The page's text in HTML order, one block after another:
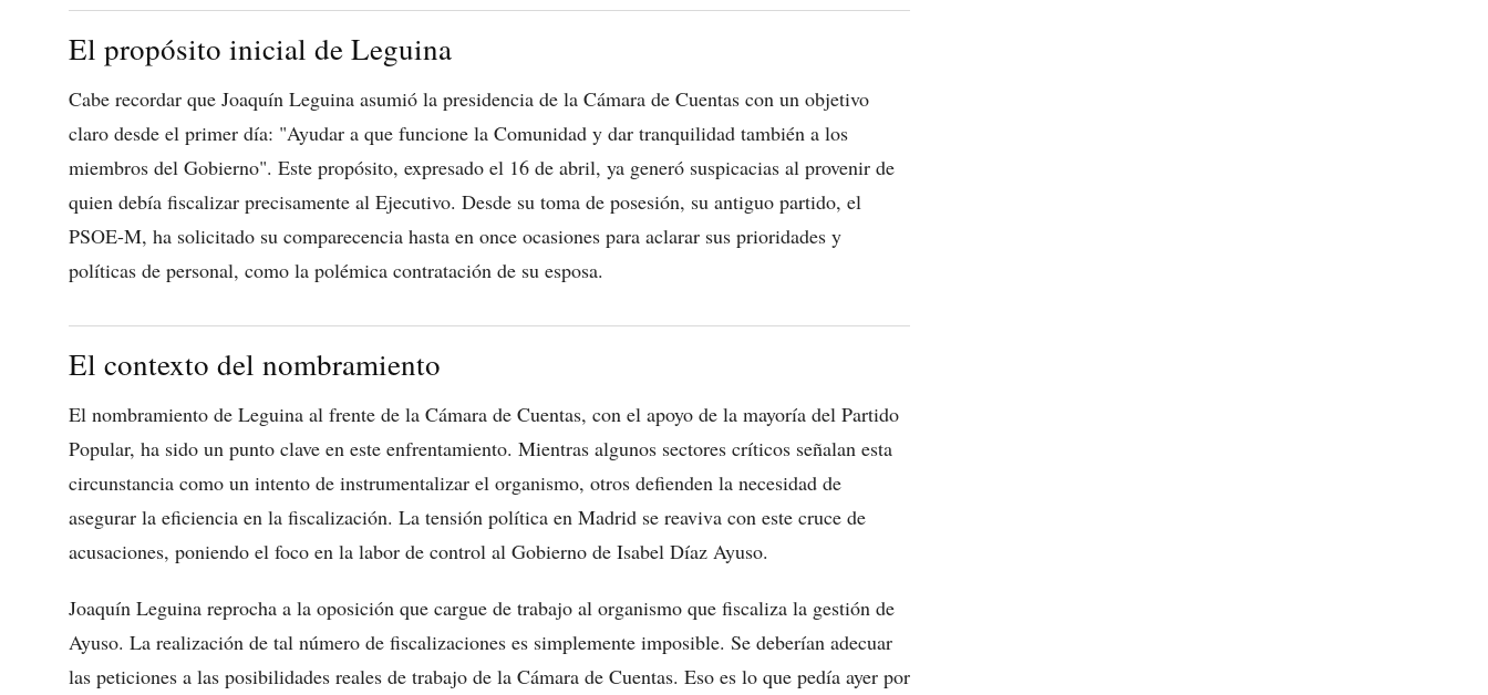
El propósito inicial de Leguina
Cabe recordar que Joaquín Leguina asumió la presidencia de la Cámara de Cuentas con un objetivo
claro desde el primer día: "Ayudar a que funcione la Comunidad y dar tranquilidad también a los
miembros del Gobierno". Este propósito, expresado el 16 de abril, ya generó suspicacias al provenir de
quien debía fiscalizar precisamente al Ejecutivo. Desde su toma de posesión, su antiguo partido, el
PSOE-M, ha solicitado su comparecencia hasta en once ocasiones para aclarar sus prioridades y
políticas de personal, como la polémica contratación de su esposa.
El contexto del nombramiento
El nombramiento de Leguina al frente de la Cámara de Cuentas, con el apoyo de la mayoría del Partido
Popular, ha sido un punto clave en este enfrentamiento. Mientras algunos sectores críticos señalan esta
circunstancia como un intento de instrumentalizar el organismo, otros defienden la necesidad de
asegurar la eficiencia en la fiscalización. La tensión política en Madrid se reaviva con este cruce de
acusaciones, poniendo el foco en la labor de control al Gobierno de Isabel Díaz Ayuso.
Joaquín Leguina reprocha a la oposición que cargue de trabajo al organismo que fiscaliza la gestión de
Ayuso. La realización de tal número de fiscalizaciones es simplemente imposible. Se deberían adecuar
las peticiones a las posibilidades reales de trabajo de la Cámara de Cuentas. Eso es lo que pedía ayer por